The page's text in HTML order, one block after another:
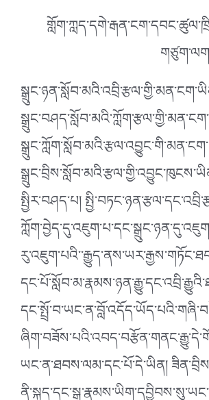
སྤྱིར་བཤད་པ།
ཡང་ན་ཐབས་ལམ་དང་པོ་དེ་ཡིན།